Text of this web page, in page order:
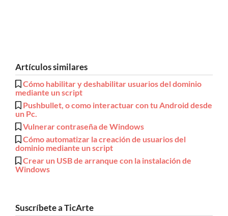
Artículos similares
Cómo habilitar y deshabilitar usuarios del dominio
mediante un script
Pushbullet, o como interactuar con tu Android desde
un Pc.
Vulnerar contraseña de Windows
Cómo automatizar la creación de usuarios del
dominio mediante un script
Crear un USB de arranque con la instalación de
Windows
Suscríbete a TicArte